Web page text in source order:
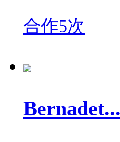
合作5次
Bernadet...